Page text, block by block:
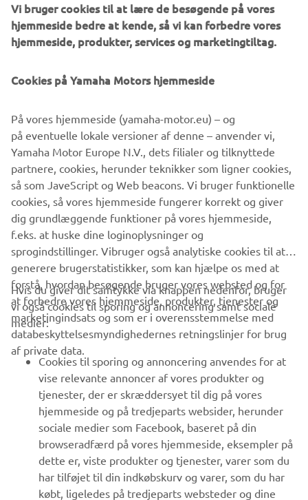
til 15.000 DKK, det er tid til at opleve et nyt niveau af
komfort på arbejdet.
BEKLAGER! DENNE BEGIVENHED
ER LUKKET.
Besøg venligst vores hjemmeside for at se, hvornår de
næste begivenheder finder sted.
GÅ TIL BEGIVENHEDSKALENDEREN
VIRKSOMHED
B2B
MERE YAMAHA
SUPPORT
NYHEDSBREV
Vi bruger cookies til at lære de besøgende på vores
hjemmeside bedre at kende, så vi kan forbedre vores
hjemmeside, produkter, services og marketingtiltag.
Cookies på Yamaha Motors hjemmeside
På vores hjemmeside (yamaha-motor.eu) – og
på eventuelle lokale versioner af denne – anvender vi,
Yamaha Motor Europe N.V., dets filialer og tilknyttede
partnere, cookies, herunder teknikker som ligner cookies,
så som JaveScript og Web beacons. Vi bruger funktionelle
cookies, så vores hjemmeside fungerer korrekt og giver
dig grundlæggende funktioner på vores hjemmeside,
f.eks. at huske dine loginoplysninger og
sprogindstillinger. Vibruger også analytiske cookies til at
generere brugerstatistikker, som kan hjælpe os med at
forstå, hvordan besøgende bruger vores websted og for
at forbedre vores hjemmeside, produkter, tjenester og
marketingindsats og som er i overensstemmelse med
databeskyttelsesmyndighedernes retningslinjer for brug
af private data.
Hvis du giver dit samtykke via knappen nedenfor, bruger
vi også cookies til sporing og annoncering samt sociale
medier:
Cookies til sporing og annoncering anvendes for at
vise relevante annoncer af vores produkter og
tjenester, der er skræddersyet til dig på vores
hjemmeside og på tredjeparts websider, herunder
sociale medier som Facebook, baseret på din
browseradfærd på vores hjemmeside, eksempler på
dette er, viste produkter og tjenester, varer som du
har tilføjet til din indkøbskurv og varer, som du har
købt, ligeledes på tredjeparts websteder og dine